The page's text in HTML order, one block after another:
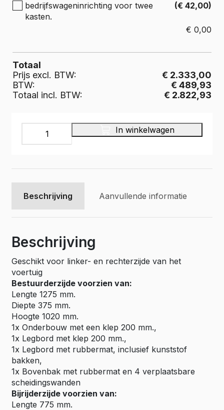
bedrijfswageninrichting voor twee
kasten.
(€ 42,00)
€ 0,00
Totaal
Prijs excl. BTW:
€ 2.333,00
BTW:
€ 489,93
Totaal incl. BTW:
€ 2.822,93
INFINITY
Bedrijfswageninrichting,
In winkelwagen
Beschrijving Aanvullende informatie
Beschrijving
Geschikt voor linker- en rechterzijde van het
voertuig
Bestuurderzijde voorzien van:
Lengte 1275 mm.
Diepte 375 mm.
Hoogte 1020 mm.
1x Onderbouw met een klep 200 mm.,
1x Legbord met klep 200 mm.,
1x Legbord met rubbermat, inclusief kunststof
bakken,
1x Bovenbak met rubbermat en 4 verplaatsbare
scheidingswanden
Bijrijderzijde voorzien van:
Lengte 775 mm.